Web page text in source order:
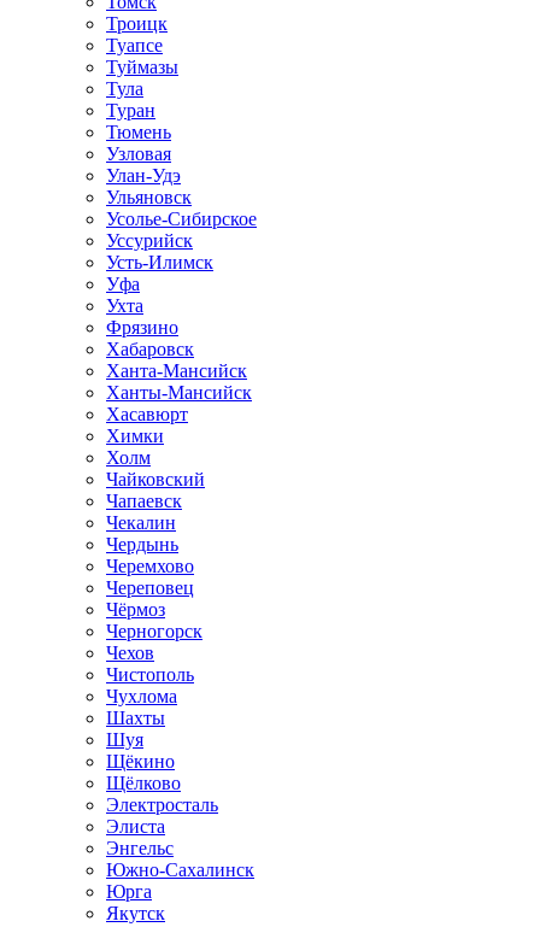
Троицк
Туапсе
Туймазы
Тула
Туран
Тюмень
Узловая
Улан-Удэ
Ульяновск
Усолье-Сибирское
Уссурийск
Усть-Илимск
Уфа
Ухта
Фрязино
Хабаровск
Ханта-Мансийск
Ханты-Мансийск
Хасавюрт
Химки
Холм
Чайковский
Чапаевск
Чекалин
Чердынь
Черемхово
Череповец
Чёрмоз
Черногорск
Чехов
Чистополь
Чухлома
Шахты
Шуя
Щёкино
Щёлково
Электросталь
Элиста
Энгельс
Южно-Сахалинск
Юрга
Якутск